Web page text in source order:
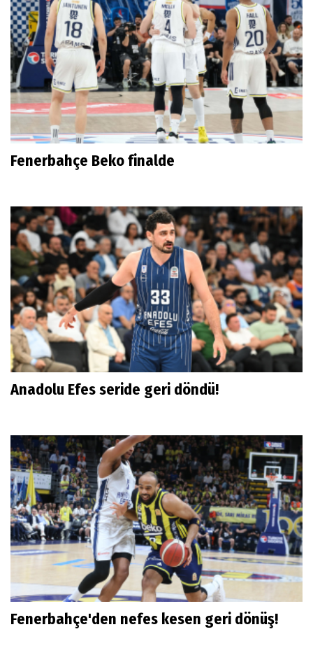
Fenerbahçe Beko finalde
Anadolu Efes seride geri döndü!
Fenerbahçe'den nefes kesen geri dönüş!